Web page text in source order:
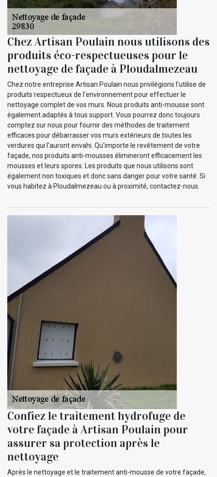
Chez Artisan Poulain nous utilisons des
produits éco-respectueuses pour le
nettoyage de façade à Ploudalmezeau
Chez notre entreprise Artisan Poulain nous privilégions l’utilise de
produits respectueux de l'environnement pour effectuer le
nettoyage complet de vos murs. Nous produits anti-mousse sont
également adaptés à tous support. Vous pourrez donc toujours
comptez sur nous pour fournir des méthodes de traitement
efficaces pour débarrasser vos murs extérieurs de toutes les
verdures qui l’auront envahi. Qu’importe le revêtement de votre
façade, nos produits anti-mousses élimineront efficacement les
mousses et leurs spores. Les produits que nous utilisons sont
également non toxiques et donc sans danger pour votre santé. Si
vous habitez à Ploudalmezeau ou à proximité, contactez-nous.
Confiez le traitement hydrofuge de
votre façade à Artisan Poulain pour
assurer sa protection après le
nettoyage
Après le nettoyage et le traitement anti-mousse de votre façade,